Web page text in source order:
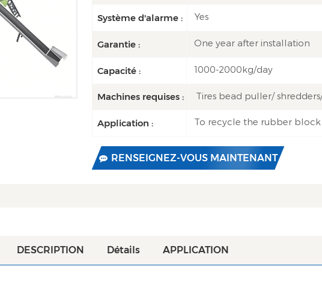
Système d'alarme : Yes
Garantie : One year after installation
Capacité : 1000-2000kg/day
Machines requises : Tires bead puller/
Application : To recycle the rubber
RENSEIGNEZ-VOUS MAINTENANT
DESCRIPTION Détails APPLICATION